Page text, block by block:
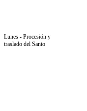
Lunes - Procesión y
traslado del Santo